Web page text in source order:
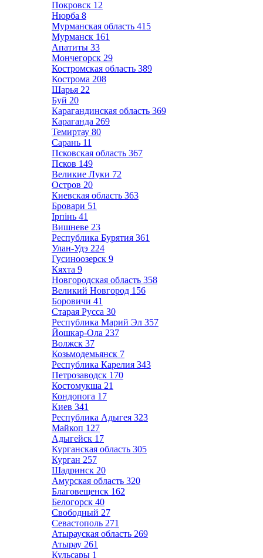
Покровск 12
Нюрба 8
Мурманская область 415
Мурманск 161
Апатиты 33
Мончегорск 29
Костромская область 389
Кострома 208
Шарья 22
Буй 20
Карагандинская область 369
Караганда 269
Темиртау 80
Сарань 11
Псковская область 367
Псков 149
Великие Луки 72
Остров 20
Киевская область 363
Бровари 51
Ірпінь 41
Вишневе 23
Республика Бурятия 361
Улан-Удэ 224
Гусиноозерск 9
Кяхта 9
Новгородская область 358
Великий Новгород 156
Боровичи 41
Старая Русса 30
Республика Марий Эл 357
Йошкар-Ола 237
Волжск 37
Козьмодемьянск 7
Республика Карелия 343
Петрозаводск 170
Костомукша 21
Кондопога 17
Киев 341
Республика Адыгея 323
Майкоп 127
Адыгейск 17
Курганская область 305
Курган 257
Шадринск 20
Амурская область 320
Благовещенск 162
Белогорск 40
Свободный 27
Севастополь 271
Атырауская область 269
Атырау 261
Кульсары 1